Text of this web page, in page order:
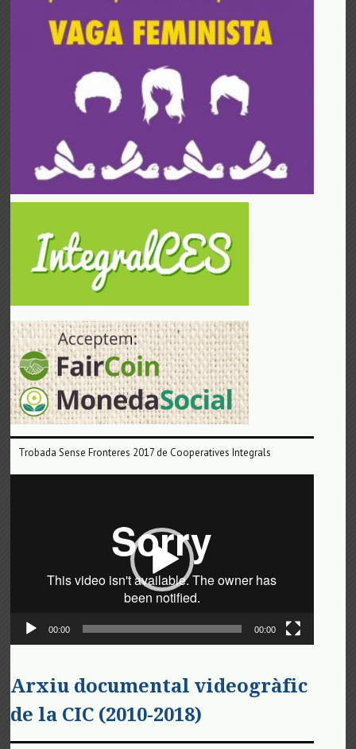
Trobada Sense Fronteres 2017 de Cooperatives Integrals
00:00 00:00
Arxiu documental videogràfic
de la CIC (2010-2018)